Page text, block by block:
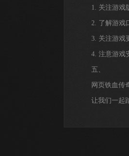
1. 关注游戏
2. 了解游戏
3. 关注游戏
4. 注意游戏
五、
网页铁血传
让我们一起